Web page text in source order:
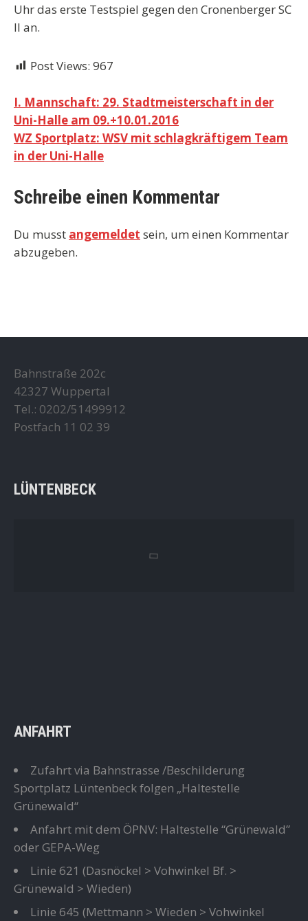
Uhr das erste Testspiel gegen den Cronenberger SC
II an.
Post Views: 967
Beitragsnavigation
I. Mannschaft: 29. Stadtmeisterschaft in der
Uni-Halle am 09.+10.01.2016
WZ Sportplatz: WSV mit schlagkräftigem Team
in der Uni-Halle
Schreibe einen Kommentar
Du musst angemeldet sein, um einen Kommentar
abzugeben.
Bahnstraße 202c
42327 Wuppertal
Tel.: 0202/51499912
Postfach 11 02 39
LÜNTENBECK
ANFAHRT
Zufahrt via Bahnstrasse /Beschilderung
Sportplatz Lüntenbeck folgen „Haltestelle
Grünewald“
Anfahrt mit dem ÖPNV: Haltestelle “Grünewald”
oder GEPA-Weg
Linie 621 (Dasnöckel > Vohwinkel Bf. >
Grünewald > Wieden)
Linie 645 (Mettmann > Wieden > Vohwinkel